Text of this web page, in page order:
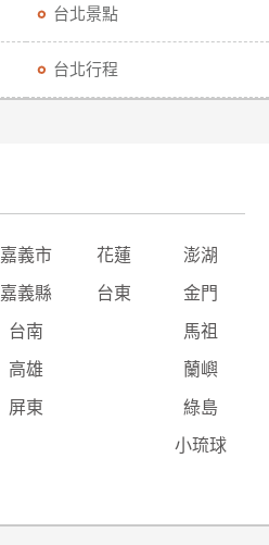
台北景點
台北行程
嘉義市 花蓮 澎湖
嘉義縣 台東 金門
台南 馬祖
高雄 蘭嶼
屏東 綠島
小琉球